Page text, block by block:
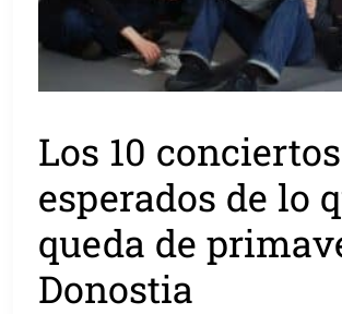
Los 10
esperados de lo
queda de
Donostia